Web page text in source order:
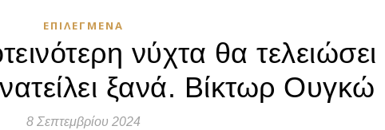
ΕΠΙΛΕΓΜΈΝΑ
νύχτα θα τελειώσει
ξανά. Βίκτωρ Ουγκώ
8 Σεπτεμβρίου 2024